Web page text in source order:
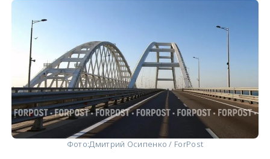
Фото:Дмитрий Осипенко / ForPost